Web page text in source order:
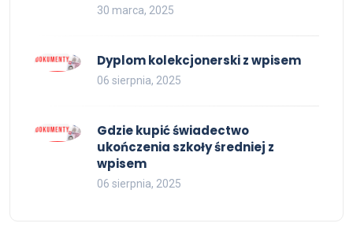
30 marca, 2025
Dyplom kolekcjonerski z wpisem
06 sierpnia, 2025
Gdzie kupić świadectwo
ukończenia szkoły średniej z
wpisem
06 sierpnia, 2025